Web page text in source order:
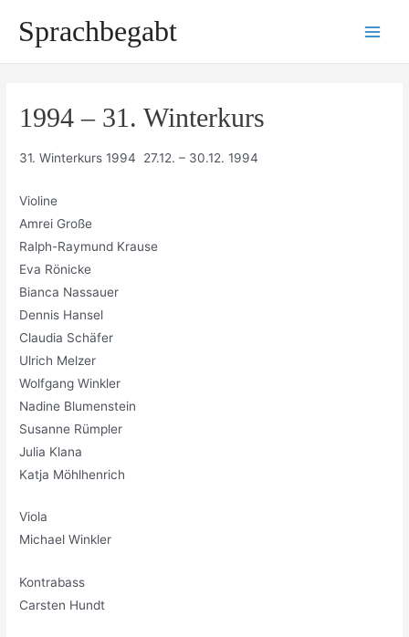
InhaltSprachbegabt
1994 – 31. Winterkurs
31. Winterkurs 1994 27.12. – 30.12. 1994
Violine
Amrei Große
Ralph-Raymund Krause
Eva Rönicke
Bianca Nassauer
Dennis Hansel
Claudia Schäfer
Ulrich Melzer
Wolfgang Winkler
Nadine Blumenstein
Susanne Rümpler
Julia Klana
Katja Möhlhenrich
Viola
Michael Winkler
Kontrabass
Carsten Hundt